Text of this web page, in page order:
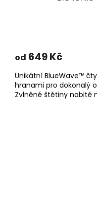
od 649 Kč
Unikátní BlueWave™
hranami pro dokonalý
Zvlněné štětiny nabité